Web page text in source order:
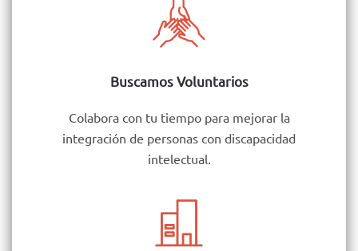
Buscamos Voluntarios
Colabora con tu tiempo para mejorar la
integración de personas con discapacidad
intelectual.